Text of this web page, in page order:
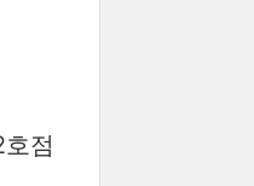
점